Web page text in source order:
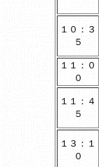
１０：３
５
１１：０
０
１１：４
５
１３：１
０